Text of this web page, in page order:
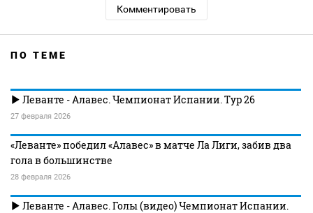
Комментировать
ПО ТЕМЕ
Леванте - Алавес. Чемпионат Испании. Тур 26
27 февраля 2026
«Леванте» победил «Алавес» в матче Ла Лиги, забив два
гола в большинстве
28 февраля 2026
Леванте - Алавес. Голы (видео) Чемпионат Испании.